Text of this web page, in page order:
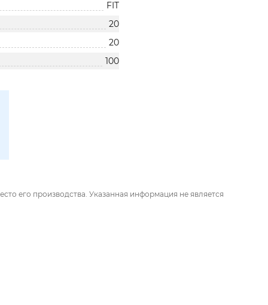
FIT
20
20
100
его производства. Указанная информация не является